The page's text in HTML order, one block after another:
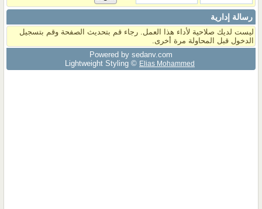
رسالة إدارية
ليست لديك صلاحية لأداء هذا العمل. رجاء قم بتحديث الصفحة وقم بتسجيل
الدخول قبل المحاولة مرة أخرى.
Powered by sedany.com
Lightweight Styling © Elias Mohammed